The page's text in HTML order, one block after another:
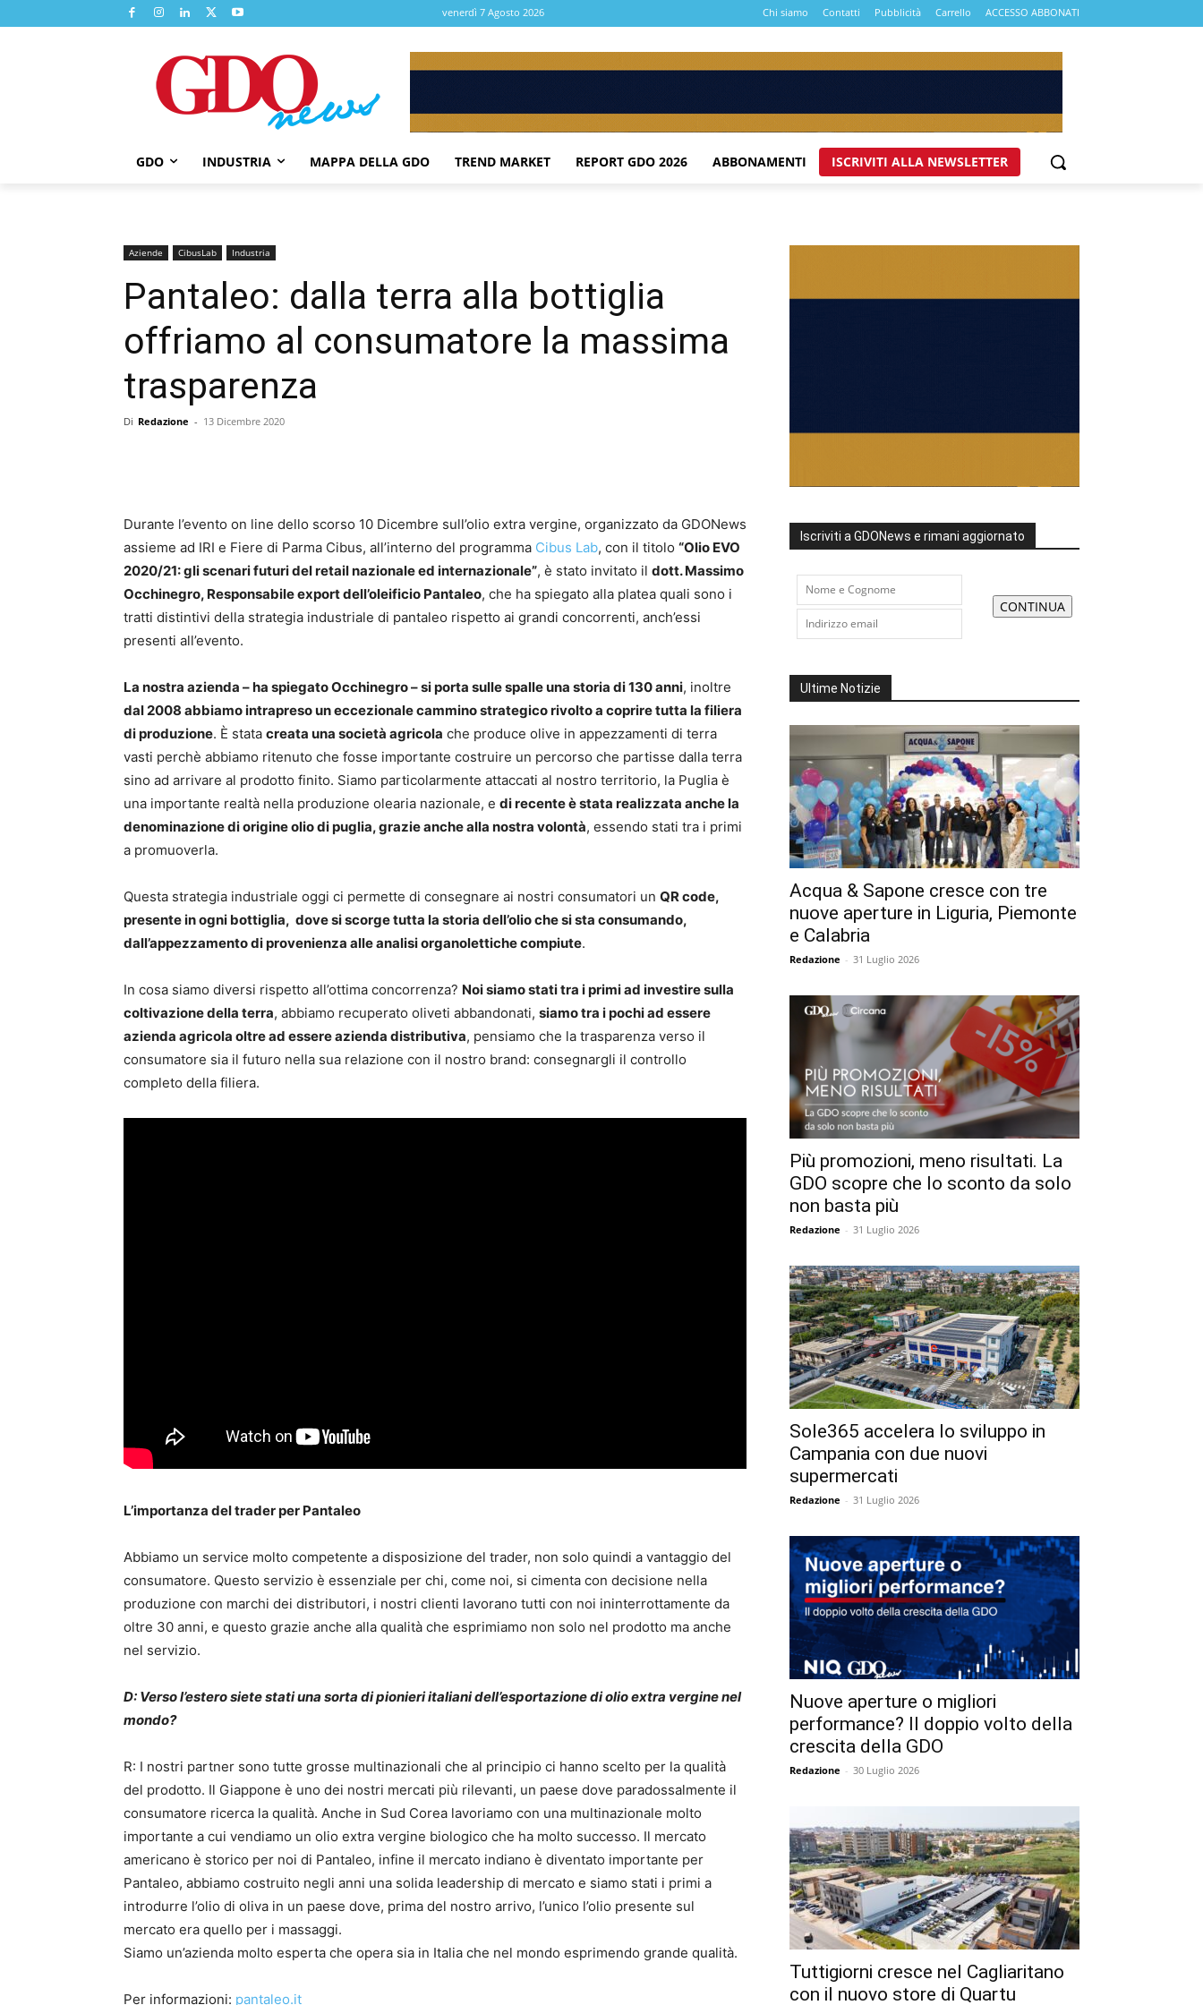
venerdì 7 Agosto 2026 Chi siamo Contatti Pubblicità Carrello ACCESSO ABBONATI
GDO INDUSTRIA MAPPA DELLA GDO TREND MARKET REPORT GDO 2026 ABBONAMENTI ISCRIVITI ALLA NEWSLETTER
Aziende CibusLab Industria
Pantaleo: dalla terra alla bottiglia
offriamo al consumatore la massima
trasparenza
Di Redazione - 13 Dicembre 2020
Durante l’evento on line dello scorso 10 Dicembre sull’olio extra vergine, organizzato da GDONews
assieme ad IRI e Fiere di Parma Cibus, all’interno del programma Cibus Lab, con il titolo “Olio EVO
2020/21: gli scenari futuri del retail nazionale ed internazionale”, è stato invitato il dott. Massimo
Occhinegro, Responsabile export dell’oleificio Pantaleo, che ha spiegato alla platea quali sono i
tratti distintivi della strategia industriale di pantaleo rispetto ai grandi concorrenti, anch’essi
presenti all’evento.
La nostra azienda – ha spiegato Occhinegro – si porta sulle spalle una storia di 130 anni, inoltre
dal 2008 abbiamo intrapreso un eccezionale cammino strategico rivolto a coprire tutta la filiera
di produzione. È stata creata una società agricola che produce olive in appezzamenti di terra
vasti perchè abbiamo ritenuto che fosse importante costruire un percorso che partisse dalla terra
sino ad arrivare al prodotto finito. Siamo particolarmente attaccati al nostro territorio, la Puglia è
una importante realtà nella produzione olearia nazionale, e di recente è stata realizzata anche la
denominazione di origine olio di puglia, grazie anche alla nostra volontà, essendo stati tra i primi
a promuoverla.
Questa strategia industriale oggi ci permette di consegnare ai nostri consumatori un QR code,
presente in ogni bottiglia, dove si scorge tutta la storia dell’olio che si sta consumando,
dall’appezzamento di provenienza alle analisi organolettiche compiute.
In cosa siamo diversi rispetto all’ottima concorrenza? Noi siamo stati tra i primi ad investire sulla
coltivazione della terra, abbiamo recuperato oliveti abbandonati, siamo tra i pochi ad essere
azienda agricola oltre ad essere azienda distributiva, pensiamo che la trasparenza verso il
consumatore sia il futuro nella sua relazione con il nostro brand: consegnargli il controllo
completo della filiera.
L’importanza del trader per Pantaleo
Abbiamo un service molto competente a disposizione del trader, non solo quindi a vantaggio del
consumatore. Questo servizio è essenziale per chi, come noi, si cimenta con decisione nella
produzione con marchi dei distributori, i nostri clienti lavorano tutti con noi ininterrottamente da
oltre 30 anni, e questo grazie anche alla qualità che esprimiamo non solo nel prodotto ma anche
nel servizio.
D: Verso l’estero siete stati una sorta di pionieri italiani dell’esportazione di olio extra vergine nel
mondo?
R: I nostri partner sono tutte grosse multinazionali che al principio ci hanno scelto per la qualità
del prodotto. Il Giappone è uno dei nostri mercati più rilevanti, un paese dove paradossalmente il
consumatore ricerca la qualità. Anche in Sud Corea lavoriamo con una multinazionale molto
importante a cui vendiamo un olio extra vergine biologico che ha molto successo. Il mercato
americano è storico per noi di Pantaleo, infine il mercato indiano è diventato importante per
Pantaleo, abbiamo costruito negli anni una solida leadership di mercato e siamo stati i primi a
introdurre l’olio di oliva in un paese dove, prima del nostro arrivo, l’unico l’olio presente sul
mercato era quello per i massaggi.
Siamo un’azienda molto esperta che opera sia in Italia che nel mondo esprimendo grande qualità.
Per informazioni: pantaleo.it
Iscriviti a GDONews e rimani aggiornato
Ultime Notizie
Acqua & Sapone cresce con tre
nuove aperture in Liguria, Piemonte
e Calabria
Redazione - 31 Luglio 2026
Più promozioni, meno risultati. La
GDO scopre che lo sconto da solo
non basta più
Redazione - 31 Luglio 2026
Sole365 accelera lo sviluppo in
Campania con due nuovi
supermercati
Redazione - 31 Luglio 2026
Nuove aperture o migliori
performance? Il doppio volto della
crescita della GDO
Redazione - 30 Luglio 2026
Tuttigiorni cresce nel Cagliaritano
con il nuovo store di Quartu